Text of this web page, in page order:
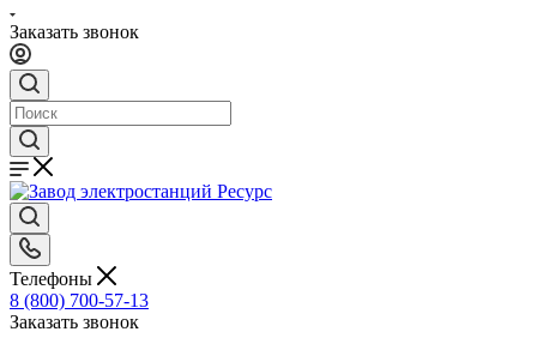
Заказать звонок
Телефоны
8 (800) 700-57-13
Заказать звонок